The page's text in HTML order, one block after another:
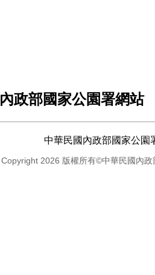
內政部國家公園署網
中華民國內政部國家公園
Copyright 2026 版權所有©中華民國內政